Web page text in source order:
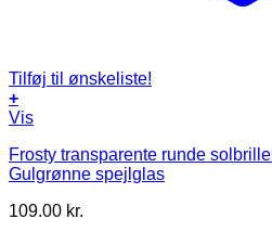
Tilføj til ønskeliste!
+
Vis
Frosty transparente runde
Gulgrønne spejlglas
109.00 kr.